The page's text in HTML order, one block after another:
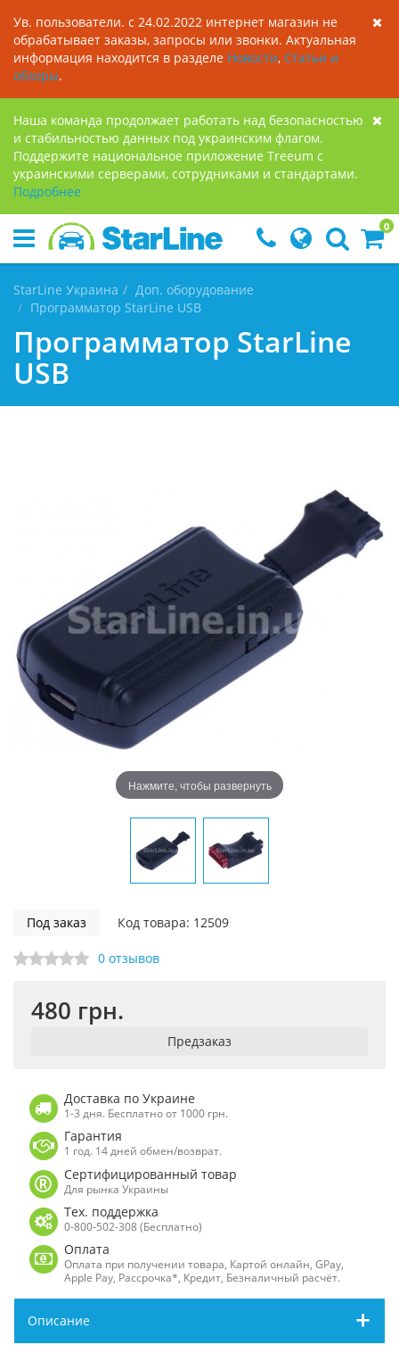
Ув. пользователи. с 24.02.2022 интернет магазин не
обрабатывает заказы, запросы или звонки. Актуальная
информация находится в разделе Новости, Статьи и
обзоры.
Наша команда продолжает работать над безопасностью
и стабильностью данных под украинским флагом.
Поддержите национальное приложение Treeum с
украинскими серверами, сотрудниками и стандартами.
Подробнее
0
StarLine Украина
Доп. оборудование
Программатор StarLine USB
Программатор StarLine
USB
Нажмите, чтобы развернуть
Под заказ Код товара: 12509
0 отзывов
480 грн.
Предзаказ
Доставка по Украине
1-3 дня. Бесплатно от 1000 грн.
Гарантия
1 год. 14 дней обмен/возврат.
Сертифицированный товар
Для рынка Украины
Тех. поддержка
0-800-502-308 (Бесплатно)
Оплата
Оплата при получении товара, Картой онлайн, GPay,
Apple Pay, Рассрочка*, Кредит, Безналичный расчёт.
Описание